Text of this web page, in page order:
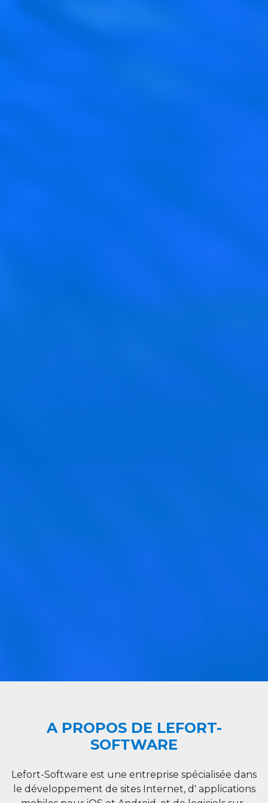
A PROPOS DE LEFORT-
SOFTWARE
Lefort-Software est une entreprise spécialisée dans
le développement de sites Internet, d' applications